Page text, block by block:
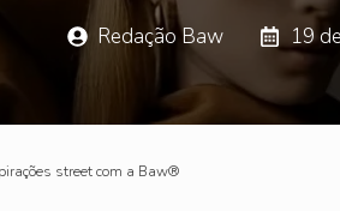
Redação Baw 19
street com a Baw®️